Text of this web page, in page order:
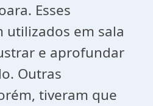
Esses
utilizados em sala
e aprofundar
Outras
tiveram que